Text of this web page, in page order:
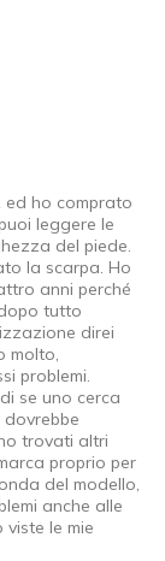
ed ho comprato
leggere le
del piede.
la scarpa. Ho
anni perché
tutto
direi
molto,
problemi.
se uno cerca
trovati altri
proprio per
del modello,
anche alle
le mie